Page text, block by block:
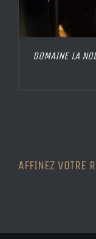
DOMAINE LA
AFFINEZ VOTRE